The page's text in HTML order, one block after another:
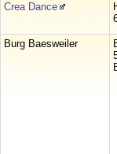
Crea Dance
Burg Baesweiler